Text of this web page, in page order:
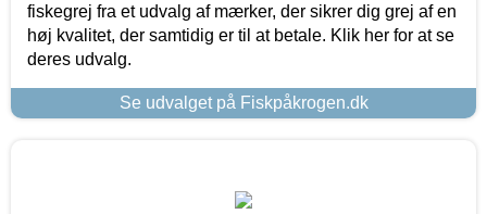
fiskegrej fra et udvalg af mærker, der sikrer dig grej af en
høj kvalitet, der samtidig er til at betale. Klik her for at se
deres udvalg.
Se udvalget på Fiskpåkrogen.dk